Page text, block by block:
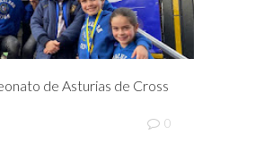
de Asturias de Cross
0